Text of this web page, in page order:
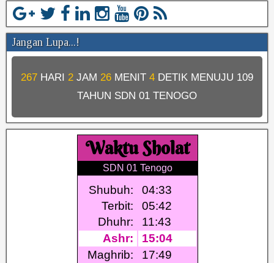
Jangan Lupa...!
267 HARI 2 JAM 26 MENIT 4 DETIK MENUJU 109
TAHUN SDN 01 TENOGO